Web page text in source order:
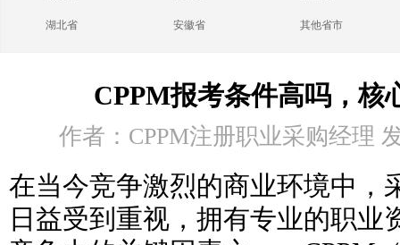
湖北省 安徽省 其他省市
CPPM报考条件高吗，核
作者：CPPM注册职业采购经理
在当今竞争激烈的商业环境中，
日益受到重视，拥有专业的职业